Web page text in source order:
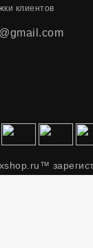
клиентов